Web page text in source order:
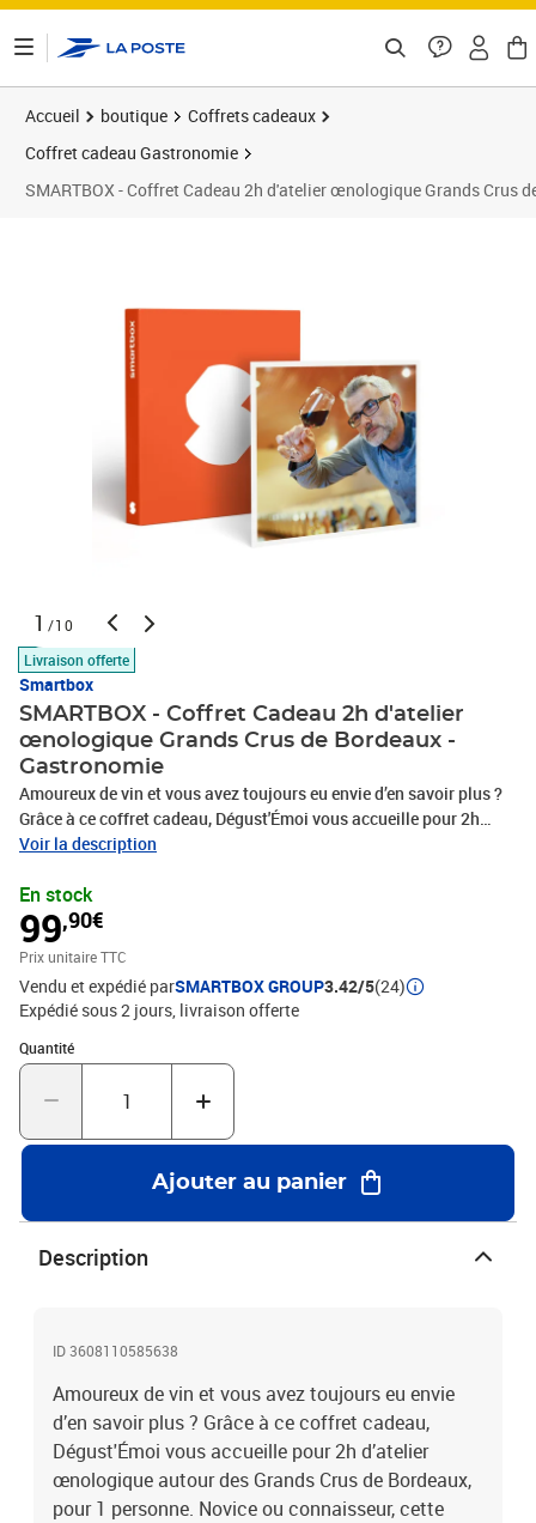
Accueil boutique
Coffrets cadeaux
Coffret cadeau Gastronomie
SMARTBOX - Coffret Cadeau 2h d'atelier œnologique Grands Crus
1 /10
Livraison offerte
Smartbox
SMARTBOX - Coffret Cadeau 2h d'atelier
œnologique Grands Crus de Bordeaux -
Gastronomie
Amoureux de vin et vous avez toujours eu envie d’en savoir plus ?
Grâce à ce coffret cadeau, Dégust'Émoi vous accueille pour 2h
d’atelier œnologique autour des Grands Crus de Bordeaux, pour 1
passionnés vous accueille partout en France pour vous faire
découvrir le vocabulaire et les techniques, les arômes et saveurs
du vin et les méthodes de vinification. Durant 2h de stage animées
par un sommelier ou œnologue diplômé et dans une atmosphère
conviviale, vous savourerez des cuvées d’exception tels que Saint-
Émilion, Pauillac, Saint-Estèphe et d’autres. Au programme :
présentation des appellations et des six grands cépages que sont
cabernet sauvignon, cabernet franc, merlot, petit verdot, sémillon
et sauvignon, comparaison « rive gauche » / « rive droite »,
cette région, les principaux arômes, les accords mets et vins
classiques et originaux et enfin une dégustation et analyse de six
Grands Crus. Un voyage pour les sens et une expérience digne d’un
grand millésime.1 atelier œnologique Grands Crus de Bordeaux
(2h) pour 1 personne22 établissements en France
Voir la description
En stock
99,90€
Prix unitaire TTC
Vendu et expédié parSMARTBOX GROUP3.42/5(24)
Expédié sous 2 jours livraison offerte
Quantité
Quantité : 1
Ajouter au panier
Description
ID 3608110585638
Amoureux de vin et vous avez toujours eu envie
d’en savoir plus ? Grâce à ce coffret cadeau,
Dégust'Émoi vous accueille pour 2h d’atelier
œnologique autour des Grands Crus de Bordeaux,
pour 1 personne. Novice ou connaisseur, cette